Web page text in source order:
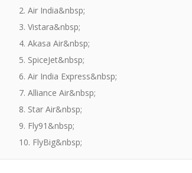
2. Air India&nbsp;
3. Vistara&nbsp;
4. Akasa Air&nbsp;
5. SpiceJet&nbsp;
6. Air India Express&nbsp;
7. Alliance Air&nbsp;
8. Star Air&nbsp;
9. Fly91&nbsp;
10. FlyBig&nbsp;